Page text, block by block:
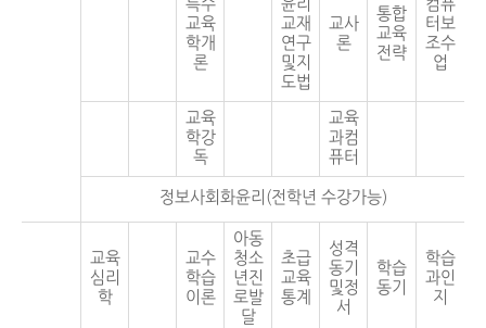
특수
교육
학개
론
윤리
교재
연구
및지
도법
교사
론
통합
교육
전략
컴퓨
터보
조수
업
교육
학강
독
교육
과컴
퓨터
정보사회화윤리(전학년 수강가능)
교육
심리
학
교수
학습
이론
아동
청소
년진
로발
달
초급
교육
통계
성격
동기
및정
서
학습
동기
학습
과인
지